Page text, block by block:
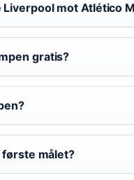
mot Atlético
gratis?
målet?